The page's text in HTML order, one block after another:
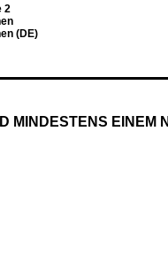
2
(DE)
MINDESTENS EINEM